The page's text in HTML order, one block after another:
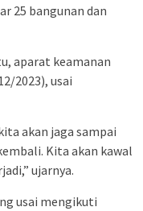
25 bangunan dan
aparat keamanan
2023), usai
akan jaga sampai
Kita akan kawal
ujarnya.
usai mengikuti